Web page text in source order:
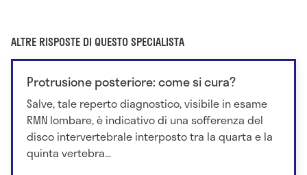
ALTRE RISPOSTE DI QUESTO SPECIALISTA
Protrusione posteriore: come si cura?
Salve, tale reperto diagnostico, visibile in esame
RMN lombare, è indicativo di una sofferenza del
disco intervertebrale interposto tra la quarta e la
quinta vertebra...